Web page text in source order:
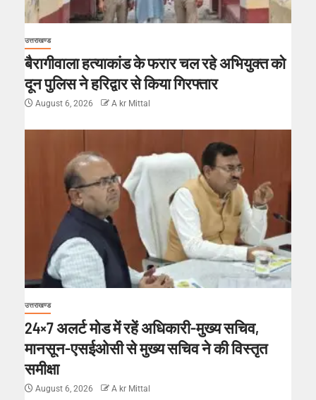
उत्तराखण्ड
बैरागीवाला हत्याकांड के फरार चल रहे अभियुक्त को
दून पुलिस ने हरिद्वार से किया गिरफ्तार
August 6, 2026 A kr Mittal
उत्तराखण्ड
24×7 अलर्ट मोड में रहें अधिकारी-मुख्य सचिव,
मानसून-एसईओसी से मुख्य सचिव ने की विस्तृत
समीक्षा
August 6, 2026 A kr Mittal